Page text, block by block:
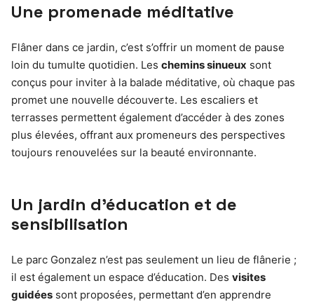
Une promenade méditative
Flâner dans ce jardin, c’est s’offrir un moment de pause
loin du tumulte quotidien. Les chemins sinueux sont
conçus pour inviter à la balade méditative, où chaque pas
promet une nouvelle découverte. Les escaliers et
terrasses permettent également d’accéder à des zones
plus élevées, offrant aux promeneurs des perspectives
toujours renouvelées sur la beauté environnante.
Un jardin d’éducation et de
sensibilisation
Le parc Gonzalez n’est pas seulement un lieu de flânerie ;
il est également un espace d’éducation. Des visites
guidées sont proposées, permettant d’en apprendre